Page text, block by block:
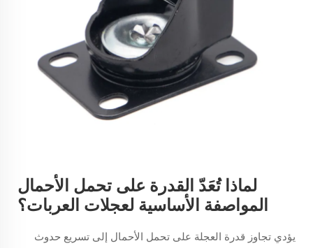
لماذا تُعَدّ القدرة على تحمل الأحمال
المواصفة الأساسية لعجلات العربات؟
يؤدي تجاوز قدرة العجلة على تحمل الأحمال إلى تسريع حدوث